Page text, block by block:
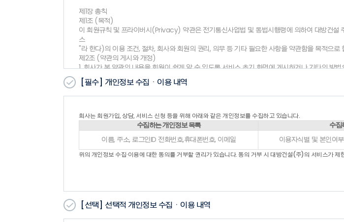
제1장 총칙
제1조 (목적)
이 회원규칙 및 프라이버시(Privacy) 약관은 전기통신사업법 및 동법시행령에 의하여 대방건
스
"라 한다)의 이용 조건, 절차, 회사와 회원의 권리, 의무 등 기타 필요한 사항을 약관함을 목적으로
제2조 (약관의 게시와 개정)
1. 회사가 본 약관의 내용을 회원이 쉽게 알 수 있도록 서비스 초기 화면에 게시하거나 기타의 방
2. 회사는 『약관의규제에관한법률』, 『정보통신망이용촉진및정보보호등에관한법률(이하 “
경된 약관은 제1항과
같은 방법으로 공지함으로 써 효력을 발생합니다.
본 약관에 명시되지 않은 사항은 전기통신기본법, 전기통신사업법 및 기타 관련법령의 약관에 의합
제4조 (용어의 정의)
1. 본 약관에서 사용하는 용어의 정의는 다음과 같습니다.
- “회원”이라 함은 회사의 “서비스”에 접속하여 이 약관에 따라 “회사”와 이용계약을 체결하고 “
- “아이디(ID)”라 함은 “회원”의 식별과 “서비스” 이용을 위하여 “회원”이 정하고 “회사”가 승인
- “비밀번호”라 함은 “회원”이 부여 받은 “아이디”와 일치되는 “회원”임을 확인하고 비밀보호를
- “게시물”이라 함은 “회원”이 “서비스”를 이용함에 있어 “서비스상”에 게시한 부호ㆍ문자ㆍ음
의미합니다.
- “해지”라 함은 회사 또는 회원이 서비스 개통 이후 이용계약을 해약하는 것을 말합니다.
2. 본 약관에서 사용하는 용어 중 제1항에서 정하지 아니한 것은 관계 법령 및 서비스별 안내에서
[필수] 개인정보 수집ㆍ이용 내역
회사는 회원가입, 상담, 서비스 신청 등을 위해 아래와 같은 개인정보를 수집하고 있습니다.
수집하는 개인정보 목록 수집
이름, 주소, 로그인ID 전화번호,휴대폰번호, 이메일
이용자식별 및 본인여
위의 개인정보 수집·이용에 대한 동의를 거부할 권리가 있습니다. 동의 거부 시 대방건설(주)의 서비스가
[선택] 선택적 개인정보 수집ㆍ이용 내역